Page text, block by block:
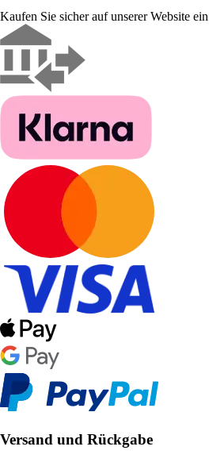
Kaufen Sie sicher auf unserer Website ein
Versand und Rückgabe